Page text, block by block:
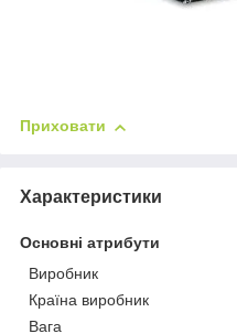
Приховати
Характеристики
Основні атрибути
Виробник
Країна виробник
Вага